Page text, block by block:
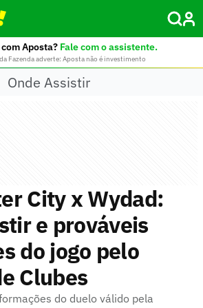
Aposta? Fale com o assistente.
Fazenda adverte: Aposta não é investimento
Onde Assistir
City x Wydad:
e prováveis
do jogo pelo
Clubes
do duelo válido pela